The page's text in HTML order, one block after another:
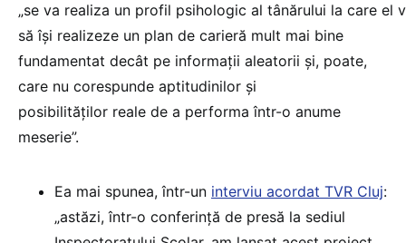
„se va realiza un profil psihologic al tânărului la care el
să își realizeze un plan de carieră mult mai bine
fundamentat decât pe informații aleatorii și, poate,
care nu corespunde aptitudinilor și
posibilităților reale de a performa într-o anume
meserie”.
Ea mai spunea, într-un interviu acordat TVR Cluj:
„astăzi, într-o conferință de presă la sediul